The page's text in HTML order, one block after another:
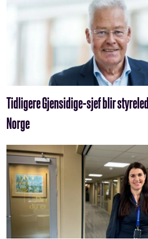
Tidligere Gjensidige-sjef blir
Norge